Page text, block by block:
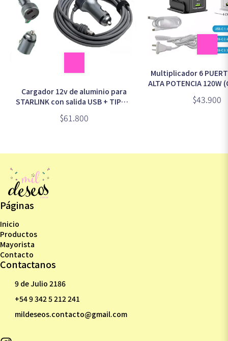
Cargador 12v de aluminio para
STARLINK con salida USB + TIPO C
$61.800
Multiplicador 6
ALTA POTENCIA 120W
$43.900
Páginas
Inicio
Productos
Mayorista
Contacto
Contactanos
9 de Julio 2186
+54 9 342 5 212 241
mildeseos.contacto@gmail.com